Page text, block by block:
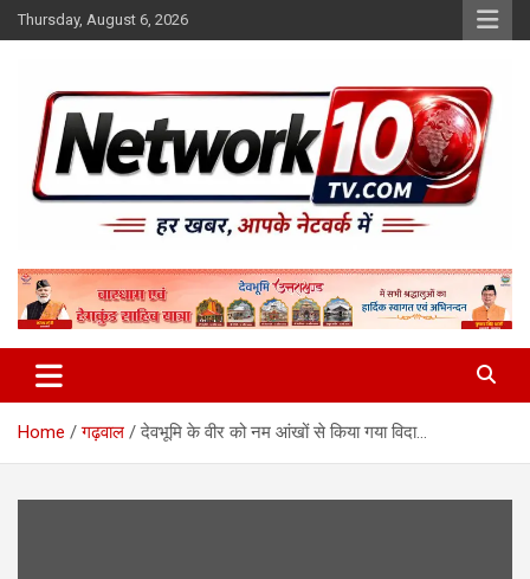
Skip
to
Thursday, August 6, 2026
Network10tv
Home गढ़वाल देवभूमि के वीर को नम आंखों से किया गया विदा…